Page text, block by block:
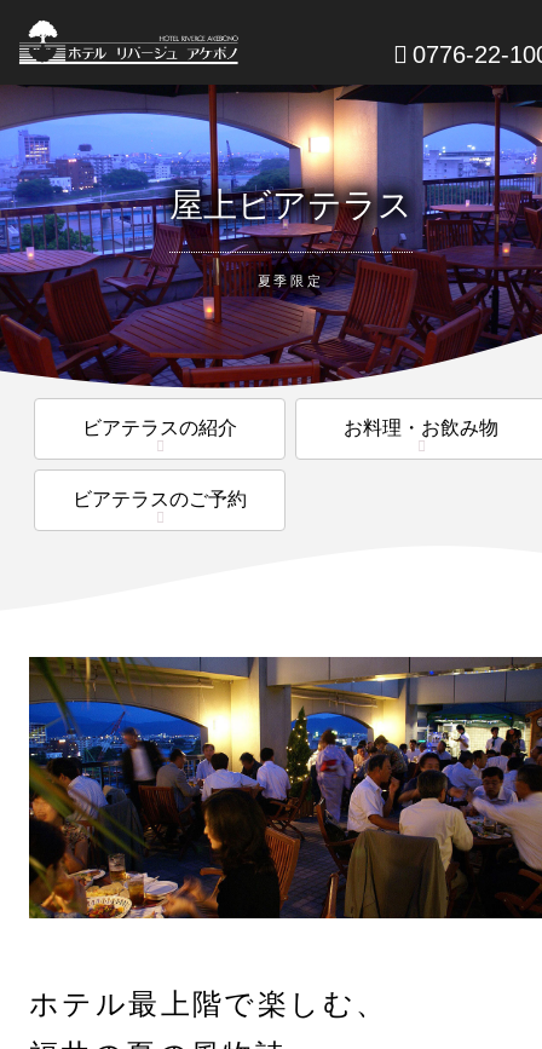
0776-22-
屋上ビアテラス
夏季限定
ビアテラスの紹介 お料理・お飲み物
ビアテラスのご予約
ホテル最上階で楽しむ、